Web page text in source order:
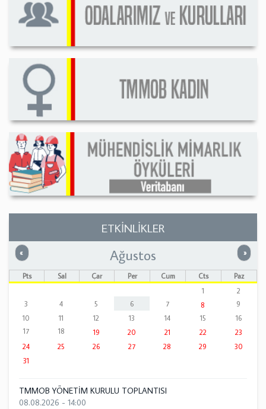
ETKİNLİKLER
« Önceki »
Ağustos
Pts Sal Çar Per Cum Cts
Paz
1
2
3
4 5 6 7 8
9
10
11 12 13 14 15
16
17
18 19 20 21 22
23
24
25 26 27 28 29
30
31
TMMOB YÖNETİM KURULU TOPLANTISI
08.08.2026 - 14:00